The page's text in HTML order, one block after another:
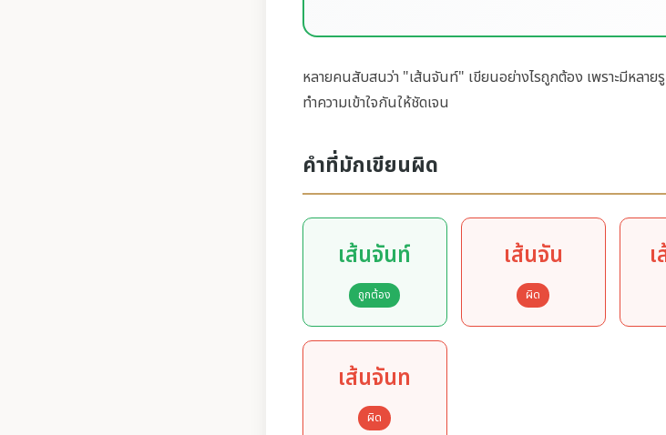
หลายคนสับสนว่า "เส้นจันท์" เขียนอย่างไรถูกต้อง เพราะมีหลา
ทำความเข้าใจกันให้ชัดเจน
คำที่มักเขียนผิด
เส้นจันท์
ถูกต้อง
เส้นจัน
ผิด
เส้นจันท
ผิด